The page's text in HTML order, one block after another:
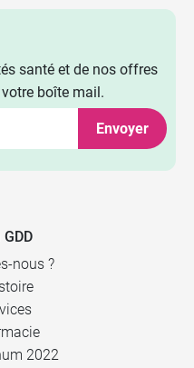
santé et de nos offres
boîte mail.
Envoyer
nous ?
2022